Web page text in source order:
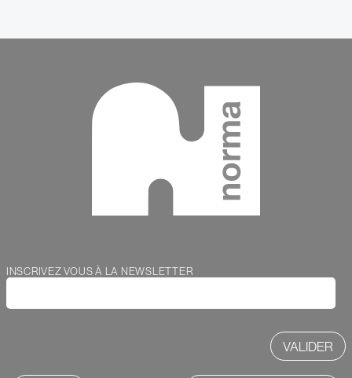
Webform
INSCRIVEZ VOUS À LA NEWSLETTER